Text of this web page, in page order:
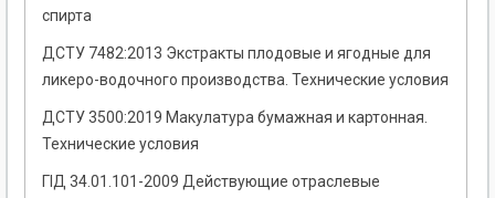
спирта
ДСТУ 7482:2013 Экстракты плодовые и ягодные для
ликеро-водочного производства. Технические условия
ДСТУ 3500:2019 Макулатура бумажная и картонная.
Технические условия
ГІД 34.01.101-2009 Действующие отраслевые